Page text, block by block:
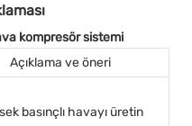
kompresör sistemi
Açıklama ve öneri
basınçlı havayı üretin